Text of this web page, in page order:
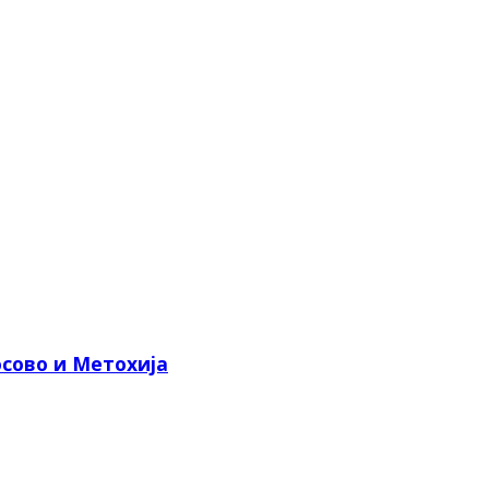
и Метохија